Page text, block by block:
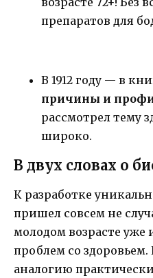
препаратов для
В 1912 году — в
причины и
рассмотрел тему
широко.
В двух словах о
К разработке
пришел совсем не
молодом возрасте уже
проблем со
аналогию